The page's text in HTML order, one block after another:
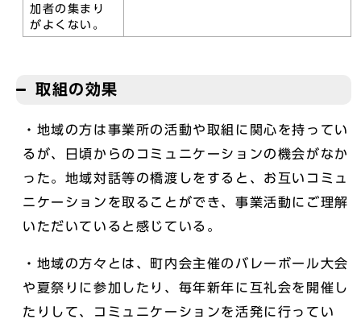
加者の集まり
がよくない。
取組の効果
・地域の方は事業所の活動や取組に関心を持ってい
るが、日頃からのコミュニケーションの機会がなか
った。地域対話等の橋渡しをすると、お互いコミュ
ニケーションを取ることができ、事業活動にご理解
いただいていると感じている。
・地域の方々とは、町内会主催のバレーボール大会
や夏祭りに参加したり、毎年新年に互礼会を開催し
たりして、コミュニケーションを活発に行ってい